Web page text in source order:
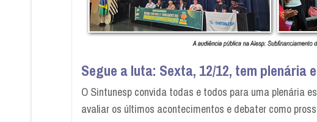
Segue a luta: Sexta, 12/12, tem plenária
O Sintunesp convida todas e todos para uma plenária
avaliar os últimos acontecimentos e debater como